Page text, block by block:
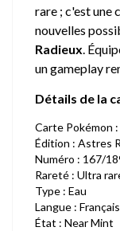
rare ; c'est une
nouvelles
Radieux.
un gameplay
Détails de la
Carte Pokémon
Édition : Astres
Numéro : 167/
Rareté : Ultra
Type : Eau
Langue :
État : Near Mint